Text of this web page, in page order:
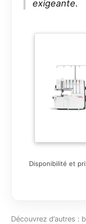
exigeante.
Disponibilité et
Découvrez d’autres :